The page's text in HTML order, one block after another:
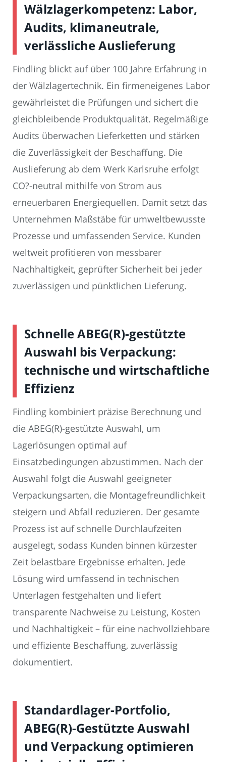
Wälzlagerkompetenz: Labor,
Audits, klimaneutrale,
verlässliche Auslieferung
Findling blickt auf über 100 Jahre Erfahrung in
der Wälzlagertechnik. Ein firmeneigenes Labor
gewährleistet die Prüfungen und sichert die
gleichbleibende Produktqualität. Regelmäßige
Audits überwachen Lieferketten und stärken
die Zuverlässigkeit der Beschaffung. Die
Auslieferung ab dem Werk Karlsruhe erfolgt
CO?-neutral mithilfe von Strom aus
erneuerbaren Energiequellen. Damit setzt das
Unternehmen Maßstäbe für umweltbewusste
Prozesse und umfassenden Service. Kunden
weltweit profitieren von messbarer
Nachhaltigkeit, geprüfter Sicherheit bei jeder
zuverlässigen und pünktlichen Lieferung.
Schnelle ABEG(R)-gestützte
Auswahl bis Verpackung:
technische und wirtschaftliche
Effizienz
Findling kombiniert präzise Berechnung und
die ABEG(R)-gestützte Auswahl, um
Lagerlösungen optimal auf
Einsatzbedingungen abzustimmen. Nach der
Auswahl folgt die Auswahl geeigneter
Verpackungsarten, die Montagefreundlichkeit
steigern und Abfall reduzieren. Der gesamte
Prozess ist auf schnelle Durchlaufzeiten
ausgelegt, sodass Kunden binnen kürzester
Zeit belastbare Ergebnisse erhalten. Jede
Lösung wird umfassend in technischen
Unterlagen festgehalten und liefert
transparente Nachweise zu Leistung, Kosten
und Nachhaltigkeit – für eine nachvollziehbare
und effiziente Beschaffung, zuverlässig
dokumentiert.
Standardlager-Portfolio,
ABEG(R)-Gestützte Auswahl
und Verpackung optimieren